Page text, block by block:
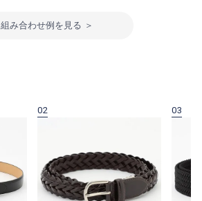
組み合わせ例を見る ＞
02 03